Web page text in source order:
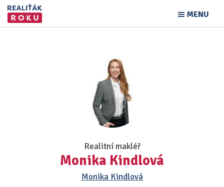
MENU
Realitní makléř
Monika Kindlová
Monika Kindlová